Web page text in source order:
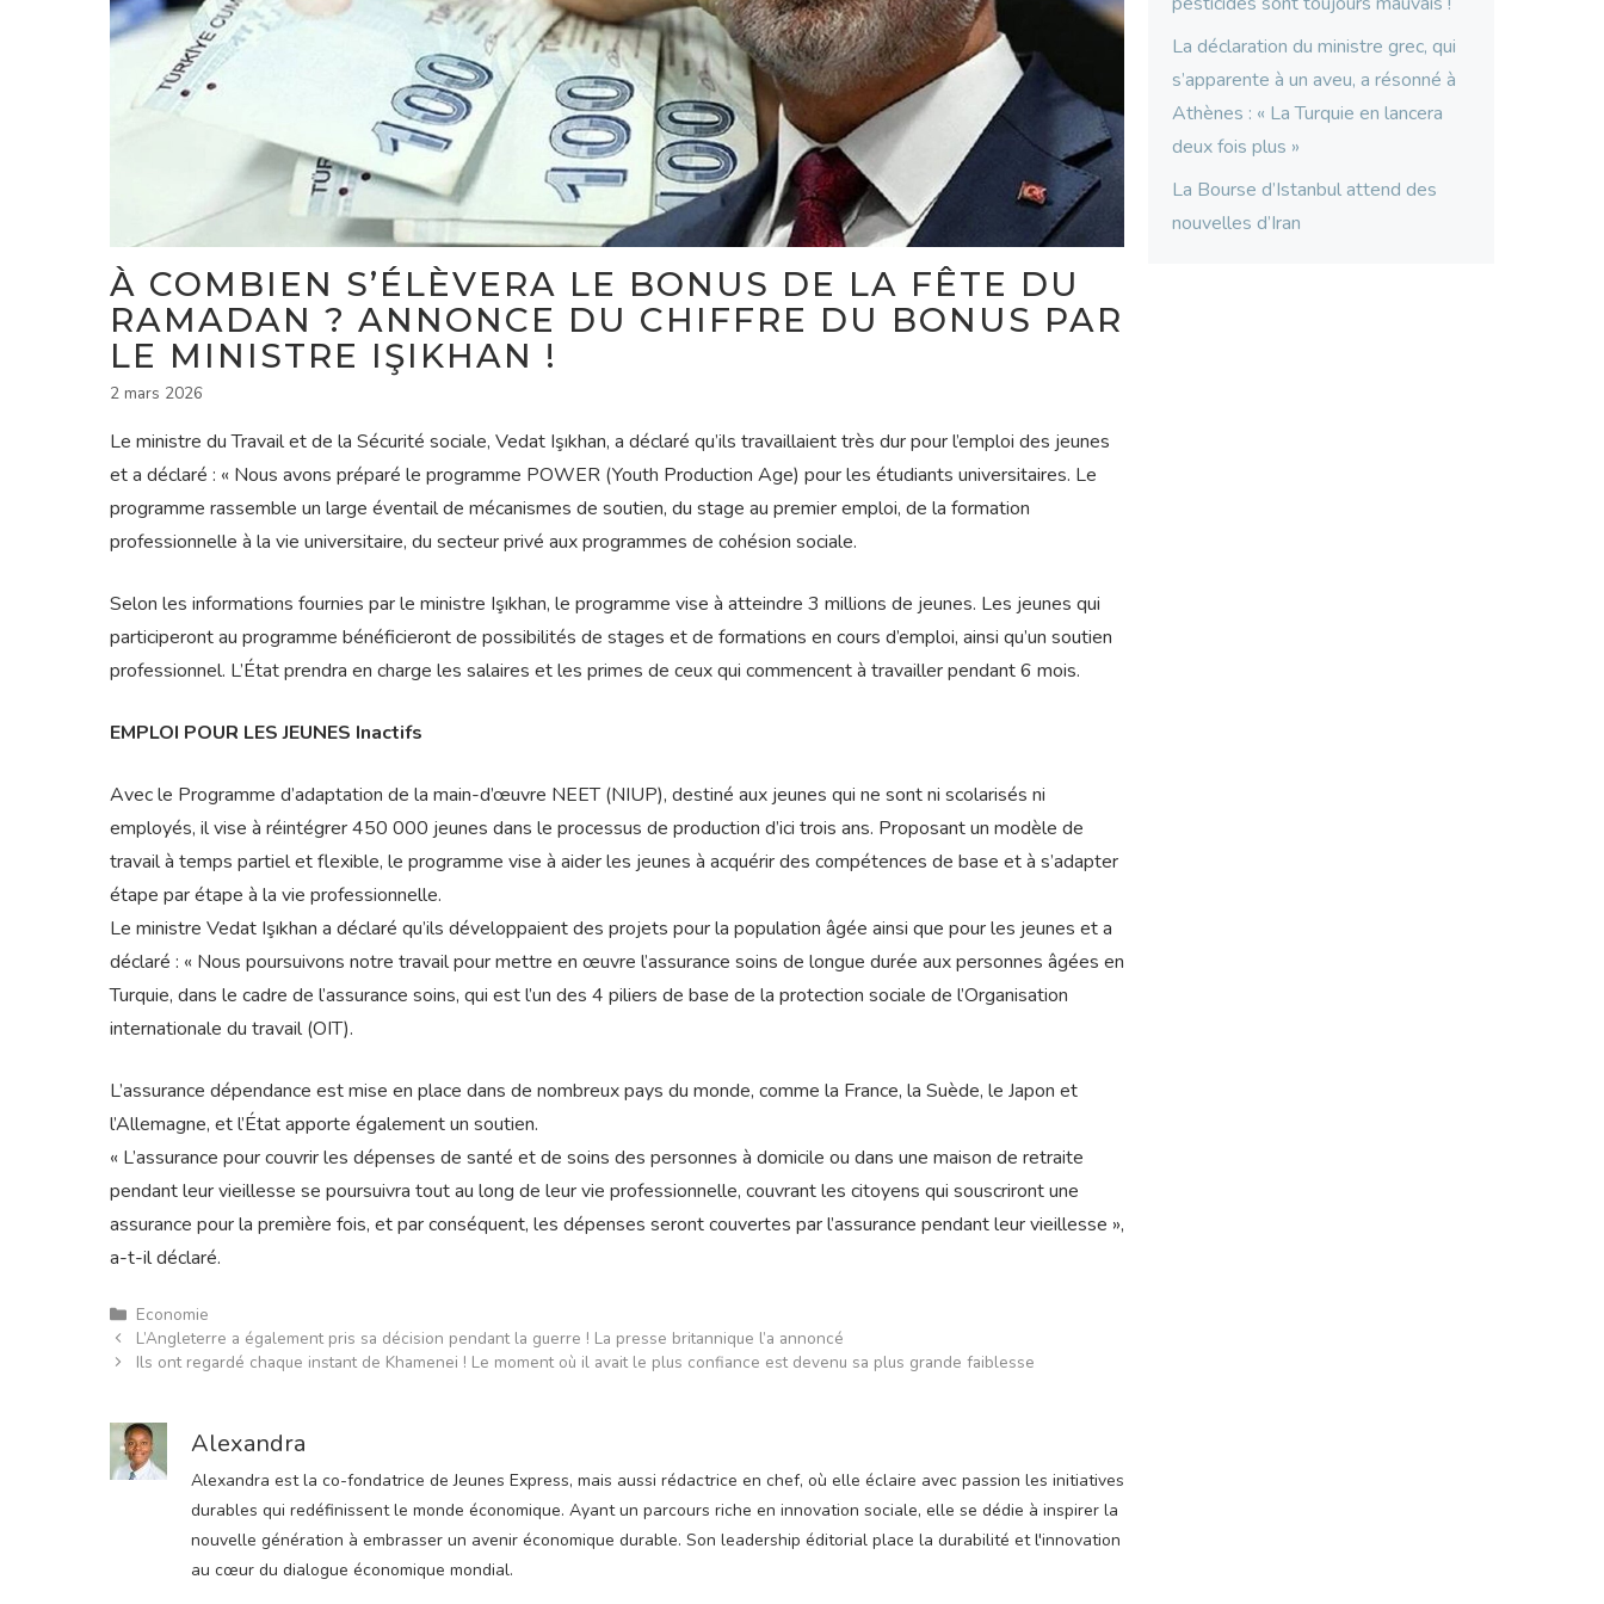
À COMBIEN S’ÉLÈVERA LE BONUS DE LA FÊTE DU
RAMADAN ? ANNONCE DU CHIFFRE DU BONUS PAR
LE MINISTRE IŞIKHAN !
2 mars 2026
Le ministre du Travail et de la Sécurité sociale, Vedat Işıkhan, a déclaré qu’ils travaillaient très dur pour l’emploi des jeunes
et a déclaré : « Nous avons préparé le programme POWER (Youth Production Age) pour les étudiants universitaires. Le
programme rassemble un large éventail de mécanismes de soutien, du stage au premier emploi, de la formation
professionnelle à la vie universitaire, du secteur privé aux programmes de cohésion sociale.
Selon les informations fournies par le ministre Işıkhan, le programme vise à atteindre 3 millions de jeunes. Les jeunes qui
participeront au programme bénéficieront de possibilités de stages et de formations en cours d’emploi, ainsi qu’un soutien
professionnel. L’État prendra en charge les salaires et les primes de ceux qui commencent à travailler pendant 6 mois.
EMPLOI POUR LES JEUNES Inactifs
Avec le Programme d’adaptation de la main-d’œuvre NEET (NIUP), destiné aux jeunes qui ne sont ni scolarisés ni
employés, il vise à réintégrer 450 000 jeunes dans le processus de production d’ici trois ans. Proposant un modèle de
travail à temps partiel et flexible, le programme vise à aider les jeunes à acquérir des compétences de base et à s’adapter
étape par étape à la vie professionnelle.
Le ministre Vedat Işıkhan a déclaré qu’ils développaient des projets pour la population âgée ainsi que pour les jeunes et a
déclaré : « Nous poursuivons notre travail pour mettre en œuvre l’assurance soins de longue durée aux personnes âgées en
Turquie, dans le cadre de l’assurance soins, qui est l’un des 4 piliers de base de la protection sociale de l’Organisation
internationale du travail (OIT).
L’assurance dépendance est mise en place dans de nombreux pays du monde, comme la France, la Suède, le Japon et
l’Allemagne, et l’État apporte également un soutien.
« L’assurance pour couvrir les dépenses de santé et de soins des personnes à domicile ou dans une maison de retraite
pendant leur vieillesse se poursuivra tout au long de leur vie professionnelle, couvrant les citoyens qui souscriront une
assurance pour la première fois, et par conséquent, les dépenses seront couvertes par l’assurance pendant leur vieillesse »,
a-t-il déclaré.
Catégories
Economie
L’Angleterre a également pris sa décision pendant la guerre ! La presse britannique l’a annoncé
Ils ont regardé chaque instant de Khamenei ! Le moment où il avait le plus confiance est devenu sa plus grande faiblesse
Alexandra
Alexandra est la co-fondatrice de Jeunes Express, mais aussi rédactrice en chef, où elle éclaire avec passion les initiatives
durables qui redéfinissent le monde économique. Ayant un parcours riche en innovation sociale, elle se dédie à inspirer la
nouvelle génération à embrasser un avenir économique durable. Son leadership éditorial place la durabilité et l'innovation
au cœur du dialogue économique mondial.
La déclaration du ministre grec, qui
s’apparente à un aveu, a résonné à
Athènes : « La Turquie en lancera
deux fois plus »
La Bourse d’Istanbul attend des
nouvelles d’Iran